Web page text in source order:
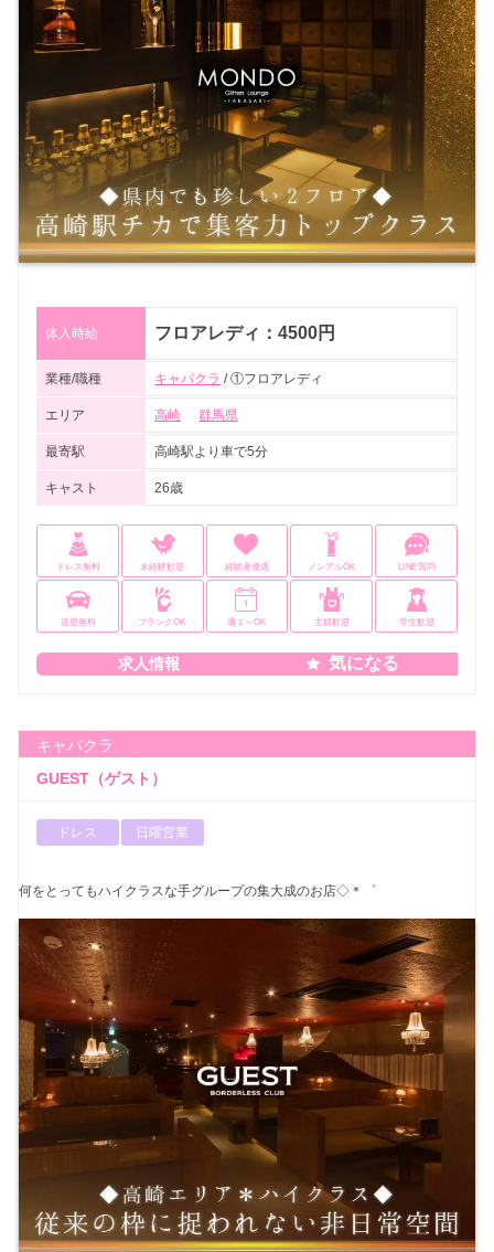
体入時給 フロアレディ：4500円
業種/職種 キャバクラ / ①フロアレディ
エリア 高崎 群馬県
最寄駅 高崎駅より車で5分
キャスト 26歳
ドレス無料 未経験歓迎 経験者優遇 ノンアルOK LINE質問
送迎無料 ブランクOK 週１～OK 主婦歓迎 学生歓迎
求人情報 気になる
キャバクラ
GUEST（ゲスト）
ドレス 日曜営業
何をとってもハイクラスな手グループの集大成のお店◇＊゜